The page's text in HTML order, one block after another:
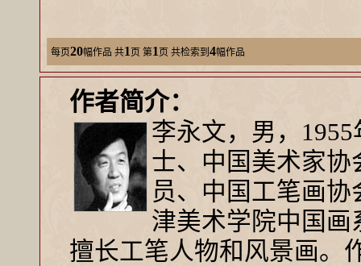
每页20幅作品 共1 页 第1 页 共检索到 4幅作品
作者简介：
李永文，男，
士、中国美术家
员、中国工笔画
津美术学院中国画
擅长工笔人物和风景画。